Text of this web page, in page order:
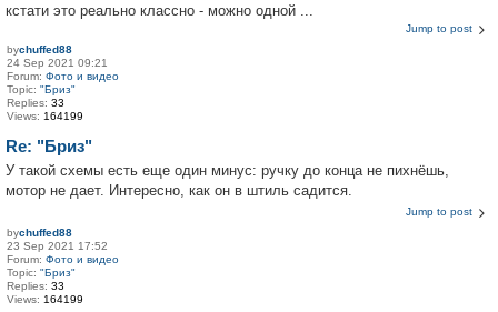
кстати это реально классно - можно одной ...
Jump to post
bychuffed88
24 Sep 2021 09:21
Forum: Фото и видео
Topic: "Бриз"
Replies: 33
Views: 164199
Re: "Бриз"
У такой схемы есть еще один минус: ручку до конца не пихнёшь,
мотор не дает. Интересно, как он в штиль садится.
Jump to post
bychuffed88
23 Sep 2021 17:52
Forum: Фото и видео
Topic: "Бриз"
Replies: 33
Views: 164199